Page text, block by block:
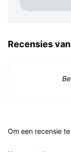
Recensies
Om een recensie